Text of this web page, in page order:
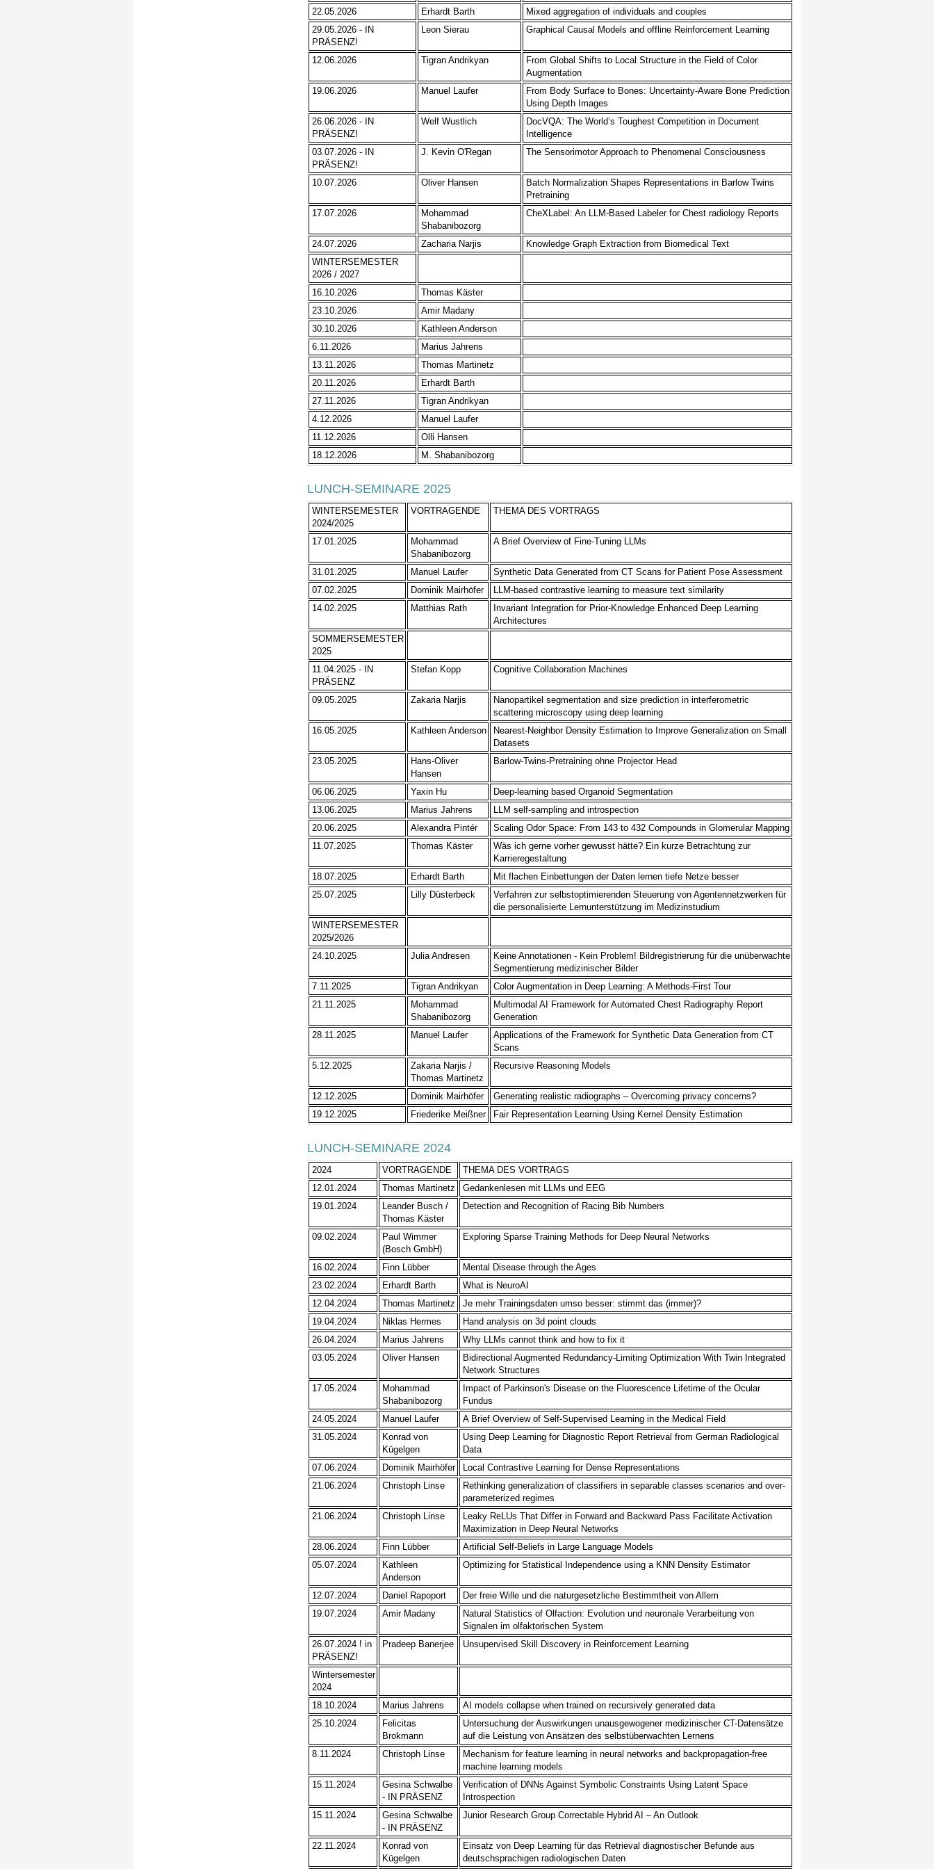
22.05.2026 Erhardt Barth
Mixed aggregation of individuals and couples
29.05.2026 - IN
PRÄSENZ!
Leon Sierau Graphical Causal Models and offline Reinforcement Learning
12.06.2026 Tigran Andrikyan
From Global Shifts to Local Structure in the Field of Color
Augmentation
19.06.2026
Manuel Laufer
From Body Surface to Bones: Uncertainty-Aware Bone Prediction
Using Depth Images
26.06.2026 - IN
PRÄSENZ!
Welf Wustlich
DocVQA: The World’s Toughest Competition in Document
Intelligence
03.07.2026 - IN
PRÄSENZ!
J. Kevin O'Regan The Sensorimotor Approach to Phenomenal Consciousness
10.07.2026 Oliver Hansen
Batch Normalization Shapes Representations in Barlow Twins
Pretraining
17.07.2026
Mohammad
Shabanibozorg
CheXLabel: An LLM-Based Labeler for Chest radiology Reports
24.07.2026 Zacharia Narjis
Knowledge Graph Extraction from Biomedical Text
WINTERSEMESTER
2026 / 2027
16.10.2026
Thomas Käster
23.10.2026
Amir Madany
30.10.2026
Kathleen Anderson
6.11.2026
Marius Jahrens
13.11.2026
Thomas Martinetz
20.11.2026
Erhardt Barth
27.11.2026
Tigran Andrikyan
4.12.2026
Manuel Laufer
11.12.2026
Olli Hansen
18.12.2026
M. Shabanibozorg
LUNCH-SEMINARE 2025
WINTERSEMESTER
2024/2025
VORTRAGENDE THEMA DES VORTRAGS
17.01.2025
Mohammad
Shabanibozorg
A Brief Overview of Fine-Tuning LLMs
31.01.2025 Manuel Laufer
Synthetic Data Generated from CT Scans for Patient Pose Assessment
07.02.2025
Dominik Mairhöfer
LLM-based contrastive learning to measure text similarity
14.02.2025
Matthias Rath
Invariant Integration for Prior-Knowledge Enhanced Deep Learning
Architectures
SOMMERSEMESTER
2025
11.04.2025 - IN
PRÄSENZ
Stefan Kopp Cognitive Collaboration Machines
09.05.2025 Zakaria Narjis
Nanopartikel segmentation and size prediction in interferometric
scattering microscopy using deep learning
16.05.2025
Kathleen Anderson
Nearest-Neighbor Density Estimation to Improve Generalization on Small
Datasets
23.05.2025
Hans-Oliver
Hansen
Barlow-Twins-Pretraining ohne Projector Head
06.06.2025 Yaxin Hu
Deep-learning based Organoid Segmentation
13.06.2025
Marius Jahrens
LLM self-sampling and introspection
20.06.2025
Alexandra Pintér
Scaling Odor Space: From 143 to 432 Compounds in Glomerular Mapping
11.07.2025
Thomas Käster
Wäs ich gerne vorher gewusst hätte? Ein kurze Betrachtung zur
Karrieregestaltung
18.07.2025
Erhardt Barth
Mit flachen Einbettungen der Daten lernen tiefe Netze besser
25.07.2025
Lilly Düsterbeck
Verfahren zur selbstoptimierenden Steuerung von Agentennetzwerken für
die personalisierte Lernunterstützung im Medizinstudium
WINTERSEMESTER
2025/2026
24.10.2025
Julia Andresen
Keine Annotationen - Kein Problem! Bildregistrierung für die unüberwachte
Segmentierung medizinischer Bilder
7.11.2025
Tigran Andrikyan
Color Augmentation in Deep Learning: A Methods-First Tour
21.11.2025
Mohammad
Shabanibozorg
Multimodal AI Framework for Automated Chest Radiography Report
Generation
28.11.2025
Manuel Laufer
Applications of the Framework for Synthetic Data Generation from CT
Scans
5.12.2025
Zakaria Narjis /
Thomas Martinetz
Recursive Reasoning Models
12.12.2025 Dominik Mairhöfer
Generating realistic radiographs – Overcoming privacy concerns?
19.12.2025
Friederike Meißner Fair Representation Learning Using Kernel Density Estimation
LUNCH-SEMINARE 2024
2024 VORTRAGENDE
THEMA DES VORTRAGS
12.01.2024
Thomas Martinetz
Gedankenlesen mit LLMs und EEG
19.01.2024
Leander Busch /
Thomas Käster
Detection and Recognition of Racing Bib Numbers
09.02.2024
Paul Wimmer
(Bosch GmbH)
Exploring Sparse Training Methods for Deep Neural Networks
16.02.2024 Finn Lübber
Mental Disease through the Ages
23.02.2024
Erhardt Barth
What is NeuroAI
12.04.2024
Thomas Martinetz
Je mehr Trainingsdaten umso besser: stimmt das (immer)?
19.04.2024
Niklas Hermes
Hand analysis on 3d point clouds
26.04.2024
Marius Jahrens
Why LLMs cannot think and how to fix it
03.05.2024
Oliver Hansen
Bidirectional Augmented Redundancy-Limiting Optimization With Twin Integrated
Network Structures
17.05.2024
Mohammad
Shabanibozorg
Impact of Parkinson's Disease on the Fluorescence Lifetime of the Ocular
Fundus
24.05.2024
Manuel Laufer
A Brief Overview of Self-Supervised Learning in the Medical Field
31.05.2024
Konrad von
Kügelgen
Using Deep Learning for Diagnostic Report Retrieval from German Radiological
Data
07.06.2024
Dominik Mairhöfer
Local Contrastive Learning for Dense Representations
21.06.2024
Christoph Linse
Rethinking generalization of classifiers in separable classes scenarios and over-
parameterized regimes
21.06.2024
Christoph Linse
Leaky ReLUs That Differ in Forward and Backward Pass Facilitate Activation
Maximization in Deep Neural Networks
28.06.2024
Finn Lübber
Artificial Self-Beliefs in Large Language Models
05.07.2024
Kathleen
Anderson
Optimizing for Statistical Independence using a KNN Density Estimator
12.07.2024 Daniel Rapoport
Der freie Wille und die naturgesetzliche Bestimmtheit von Allem
19.07.2024
Amir Madany
Natural Statistics of Olfaction: Evolution und neuronale Verarbeitung von
Signalen im olfaktorischen System
26.07.2024 ! in
PRÄSENZ!
Pradeep Banerjee Unsupervised Skill Discovery in Reinforcement Learning
Wintersemester
2024
18.10.2024
Marius Jahrens
AI models collapse when trained on recursively generated data
25.10.2024
Felicitas
Brokmann
Untersuchung der Auswirkungen unausgewogener medizinischer CT-Datensätze
auf die Leistung von Ansätzen des selbstüberwachten Lernens
8.11.2024
Christoph Linse
Mechanism for feature learning in neural networks and backpropagation-free
machine learning models
15.11.2024
Gesina Schwalbe
- IN PRÄSENZ
Verification of DNNs Against Symbolic Constraints Using Latent Space
Introspection
15.11.2024
Gesina Schwalbe
- IN PRÄSENZ
Junior Research Group Correctable Hybrid AI – An Outlook
22.11.2024
Konrad von
Kügelgen
Einsatz von Deep Learning für das Retrieval diagnostischer Befunde aus
deutschsprachigen radiologischen Daten